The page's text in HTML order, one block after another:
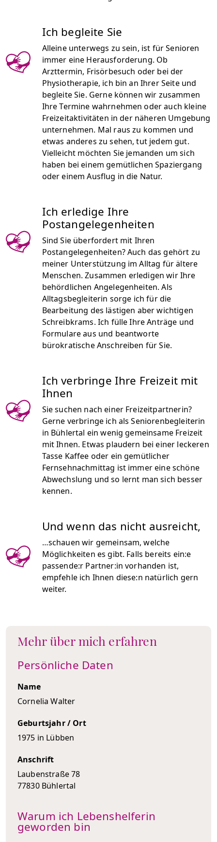
Ich begleite Sie
Alleine unterwegs zu sein, ist für Senioren
immer eine Herausforderung. Ob
Arzttermin, Frisörbesuch oder bei der
Physiotherapie, ich bin an Ihrer Seite und
begleite Sie. Gerne können wir zusammen
Ihre Termine wahrnehmen oder auch kleine
Freizeitaktivitäten in der näheren Umgebung
unternehmen. Mal raus zu kommen und
etwas anderes zu sehen, tut jedem gut.
Vielleicht möchten Sie jemanden um sich
haben bei einem gemütlichen Spaziergang
oder einem Ausflug in die Natur.
Ich erledige Ihre
Postangelegenheiten
Sind Sie überfordert mit Ihren
Postangelegenheiten? Auch das gehört zu
meiner Unterstützung im Alltag für ältere
Menschen. Zusammen erledigen wir Ihre
behördlichen Angelegenheiten. Als
Alltagsbegleiterin sorge ich für die
Bearbeitung des lästigen aber wichtigen
Schreibkrams. Ich fülle Ihre Anträge und
Formulare aus und beantworte
bürokratische Anschreiben für Sie.
Ich verbringe Ihre Freizeit mit
Ihnen
Sie suchen nach einer Freizeitpartnerin?
Gerne verbringe ich als Seniorenbegleiterin
in Bühlertal ein wenig gemeinsame Freizeit
mit Ihnen. Etwas plaudern bei einer leckeren
Tasse Kaffee oder ein gemütlicher
Fernsehnachmittag ist immer eine schöne
Abwechslung und so lernt man sich besser
kennen.
Und wenn das nicht ausreicht,
…schauen wir gemeinsam, welche
Möglichkeiten es gibt. Falls bereits ein:e
passende:r Partner:in vorhanden ist,
empfehle ich Ihnen diese:n natürlich gern
weiter.
Mehr über mich erfahren
Persönliche Daten
Name
Cornelia Walter
Geburtsjahr / Ort
1975 in Lübben
Anschrift
Laubenstraße 78
77830 Bühlertal
Warum ich Lebenshelferin
geworden bin